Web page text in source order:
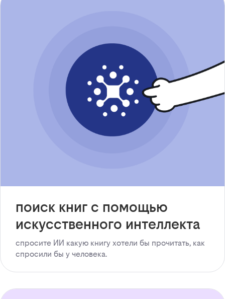
поиск книг с помощью
искусственного интеллекта
спросите ИИ какую книгу хотели бы прочитать, как
спросили бы у человека.